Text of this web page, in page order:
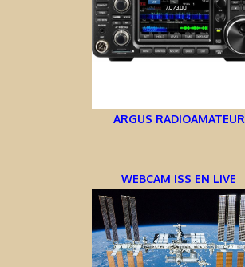
ARGUS RADIOAMATEUR
WEBCAM ISS EN LIVE